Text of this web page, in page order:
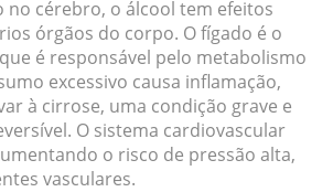
no cérebro, o álcool tem efeitos
órgãos do corpo. O fígado é o
é responsável pelo metabolismo
excessivo causa inflamação,
à cirrose, uma condição grave e
O sistema cardiovascular
o risco de pressão alta,
vasculares.